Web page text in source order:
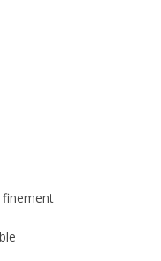
finement